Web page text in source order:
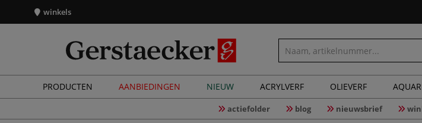
winkels
PRODUCTEN AANBIEDINGEN NIEUW ACRYLVERF OLIEVERF
actiefolder blog nieuwsbrief